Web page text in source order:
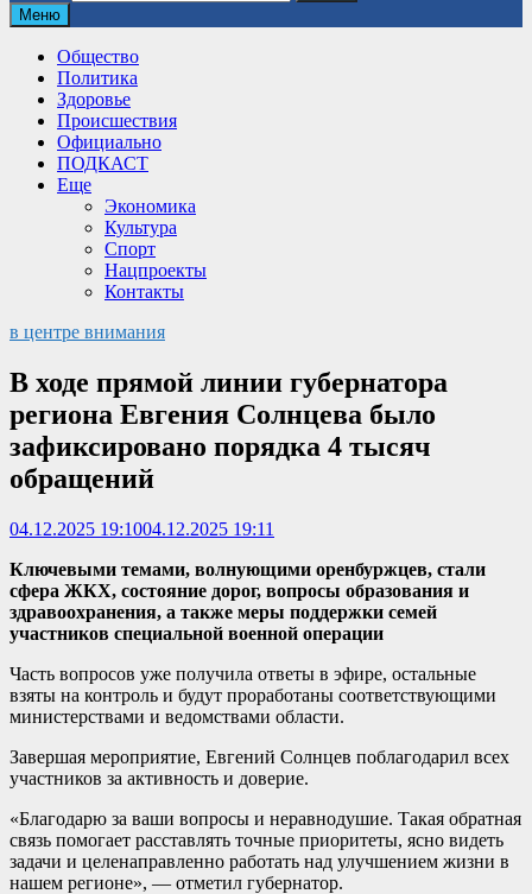
Меню
Общество
Политика
Здоровье
Происшествия
Официально
ПОДКАСТ
Еще
Экономика
Культура
Спорт
Нацпроекты
Контакты
в центре внимания
В ходе прямой линии губернатора
региона Евгения Солнцева было
зафиксировано порядка 4 тысяч
обращений
04.12.2025 19:1004.12.2025 19:11
Ключевыми темами, волнующими оренбуржцев, стали
сфера ЖКХ, состояние дорог, вопросы образования и
здравоохранения, а также меры поддержки семей
участников специальной военной операции
Часть вопросов уже получила ответы в эфире, остальные
взяты на контроль и будут проработаны соответствующими
министерствами и ведомствами области.
Завершая мероприятие, Евгений Солнцев поблагодарил всех
участников за активность и доверие.
«Благодарю за ваши вопросы и неравнодушие. Такая обратная
связь помогает расставлять точные приоритеты, ясно видеть
задачи и целенаправленно работать над улучшением жизни в
нашем регионе», — отметил губернатор.